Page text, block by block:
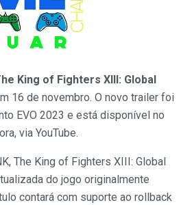
King of Fighters XIII: Global
16 de novembro. O novo trailer foi
EVO 2023 e está disponível no
via YouTube.
The King of Fighters XIII: Global
do jogo originalmente
contará com suporte ao rollback